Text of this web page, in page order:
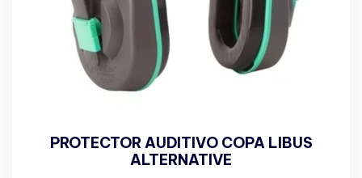
PROTECTOR AUDITIVO COPA LIBUS
ALTERNATIVE